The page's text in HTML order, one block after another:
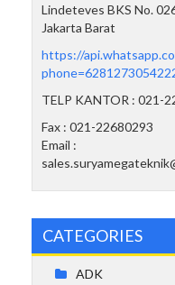
Lindeteves BKS No.
Jakarta Barat
https://
TELP KANTOR : 021-
Fax : 021-22680293
Email :
CATEGORIES
ADK